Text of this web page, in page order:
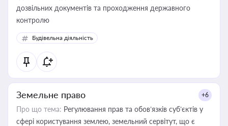
дозвільних документів та проходження державного
контролю
Будівельна діяльність
Земельне право +6
Про що тема: Регулювання прав та обов’язків суб’єктів у
сфері користування землею, земельний сервітут, що є